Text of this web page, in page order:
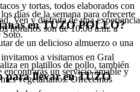
y tortas, todos elaborados con
Ven y disfruta de una experiencia
Soto.
días de la semana para ofrecerte
horarios son de 10:00 a.m. a
de un delicioso almuerzo o una
a visitarnos en Gral
un servicio amable y
en TUZO POLLO?
en platillos de pollo, también
vegetarianos. Ofrecemos
para llevar en TUZO